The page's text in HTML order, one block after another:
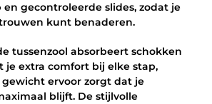
gecontroleerde slides, zodat je
kunt benaderen.
tussenzool absorbeert schokken
je extra comfort bij elke stap,
ervoor zorgt dat je
blijft. De stijlvolle